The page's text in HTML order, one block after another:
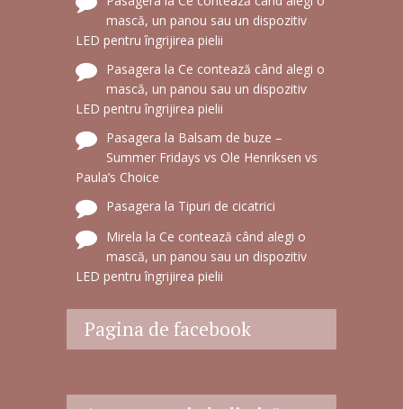
mască, un panou sau un dispozitiv
LED pentru îngrijirea pielii
Pasagera la Ce contează când alegi o
mască, un panou sau un dispozitiv
LED pentru îngrijirea pielii
Pasagera la Balsam de buze –
Summer Fridays vs Ole Henriksen vs
Paula’s Choice
Pasagera la Tipuri de cicatrici
Mirela la Ce contează când alegi o
mască, un panou sau un dispozitiv
LED pentru îngrijirea pielii
Pagina de facebook